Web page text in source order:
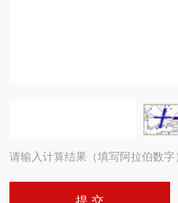
请输入计算结果（填写阿拉伯数